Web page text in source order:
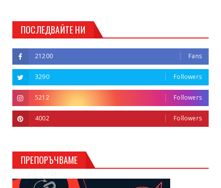
ПОСЛЕДВАЙТЕ НИ
21200 Fans
3290 Followers
5212 Followers
4002 Followers
ПРЕПОРЪЧВАМЕ